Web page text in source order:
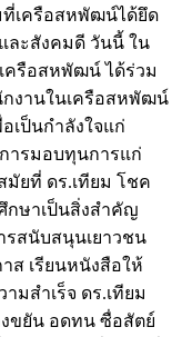
เครือสหพัฒน์ได้ยึด
ละสังคมดี วันนี้ ใน
ครือสหพัฒน์ ได้ร่วม
งานในเครือสหพัฒน์
อเป็นกำลังใจแก่
ารมอบทุนการแก่
มัยที่ ดร.เทียม โชค
กษาเป็นสิ่งสำคัญ
สนับสนุนเยาวชน
ส เรียนหนังสือให้
มสำเร็จ ดร.เทียม
ขยัน อดทน ซื่อสัตย์